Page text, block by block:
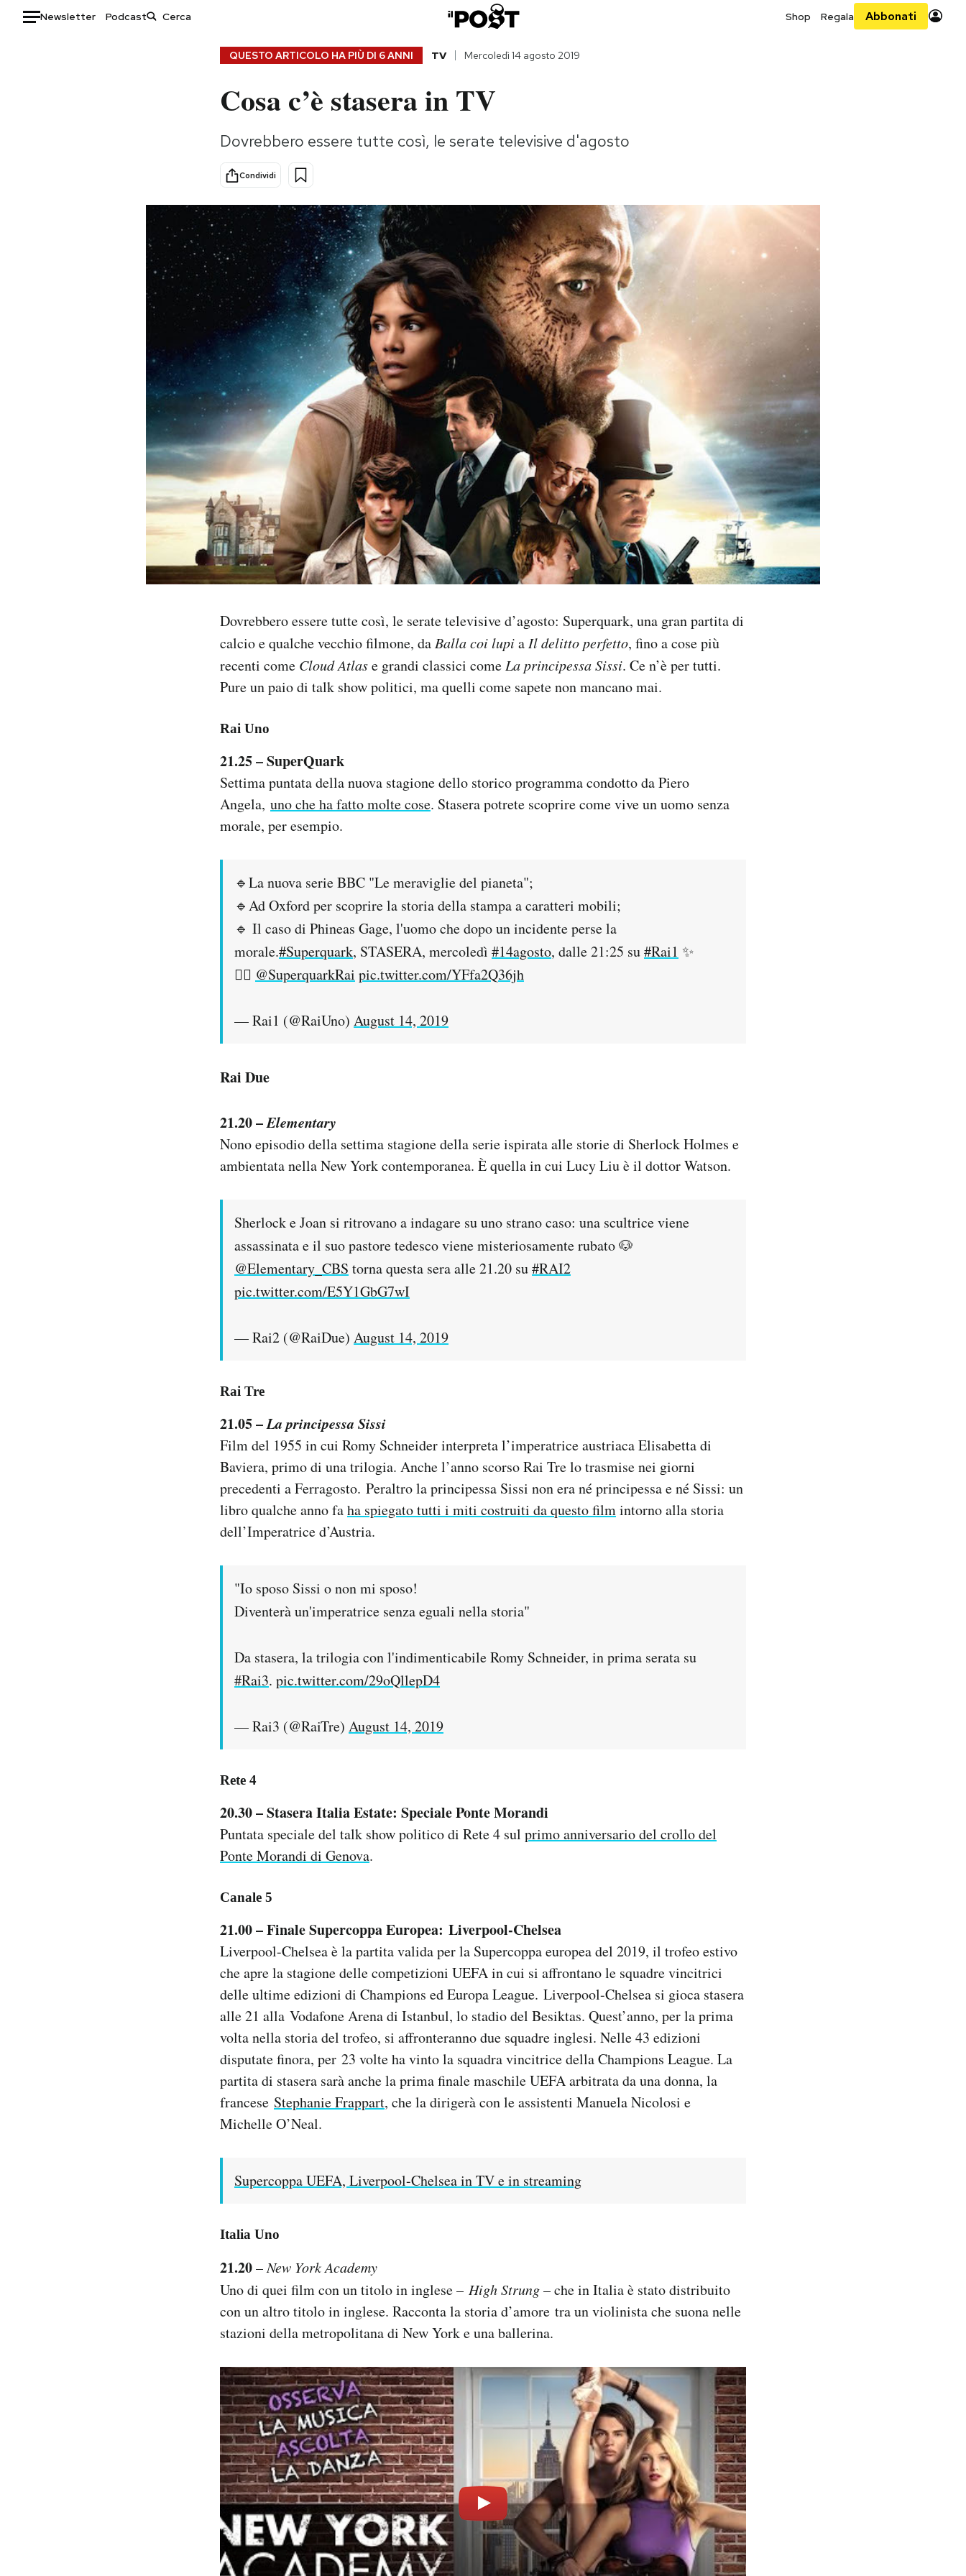
Newsletter Podcast Shop Regala Abbonati
Consumismi
Storie/Idee
Ok Boomer!
Media
Europa
Altrecose
Mondiali calcio 2026
AREA PERSONALE
QUESTO ARTICOLO HA PIÙ DI 6 ANNI TV Mercoledì 14 agosto 2019
Cosa c’è stasera in TV
Dovrebbero essere tutte così, le serate televisive d'agosto
Condividi
Dovrebbero essere tutte così, le serate televisive d’agosto: Superquark, una gran partita di
calcio e qualche vecchio filmone, da Balla coi lupia Il delitto perfetto, fino a cose più
recenti come Cloud Atlase grandi classici come La principessa Sissi. Ce n’è per tutti.
Pure un paio di talk show politici, ma quelli come sapete non mancano mai.
Rai Uno
21.25 – SuperQuark
Settima puntata della nuova stagione dello storico programma condotto da Piero
Angela, uno che ha fatto molte cose. Stasera potrete scoprire come vive un uomo senza
morale, per esempio.
🔹La nuova serie BBC "Le meraviglie del pianeta";
🔹Ad Oxford per scoprire la storia della stampa a caratteri mobili;
🔹 Il caso di Phineas Gage, l'uomo che dopo un incidente perse la
morale.#Superquark, STASERA, mercoledì #14agosto, dalle 21:25 su#Rai1 ✨
👉🏼 @SuperquarkRai pic.twitter.com/YFfa2Q36jh
— Rai1 (@RaiUno) August 14, 2019
Rai Due
21.20 –Elementary
Nono episodio della settima stagione della serie ispirata alle storie di Sherlock Holmes e
ambientata nella New York contemporanea. È quella in cui Lucy Liu è il dottor Watson.
Sherlock e Joan si ritrovano a indagare su uno strano caso: una scultrice viene
assassinata e il suo pastore tedesco viene misteriosamente rubato 🐶
@Elementary_CBS torna questa sera alle 21.20 su#RAI2
pic.twitter.com/E5Y1GbG7wI
— Rai2 (@RaiDue) August 14, 2019
Rai Tre
21.05 –La principessa Sissi
Film del 1955 in cui Romy Schneider interpreta l’imperatrice austriaca Elisabetta di
Baviera, primo di una trilogia. Anche l’anno scorso Rai Tre lo trasmise nei giorni
precedenti a Ferragosto. Peraltro la principessa Sissi non era né principessa e né Sissi: un
libro qualche anno faha spiegato tutti i miti costruiti da questo filmintorno alla storia
dell’Imperatrice d’Austria.
"Io sposo Sissi o non mi sposo!
Diventerà un'imperatrice senza eguali nella storia"
Da stasera, la trilogia con l'indimenticabile Romy Schneider, in prima serata su
#Rai3. pic.twitter.com/29oQllepD4
— Rai3 (@RaiTre) August 14, 2019
Rete 4
20.30 – Stasera Italia Estate: Speciale Ponte Morandi
Puntata speciale del talk show politico di Rete 4 sul primo anniversario del crollo del
Ponte Morandi di Genova.
Canale 5
21.00 – Finale Supercoppa Europea: Liverpool-Chelsea
Liverpool-Chelsea è la partita valida per la Supercoppa europea del 2019, il trofeo estivo
che apre la stagione delle competizioni UEFA in cui si affrontano le squadre vincitrici
delle ultime edizioni di Champions ed Europa League. Liverpool-Chelsea si gioca stasera
alle 21 alla Vodafone Arena di Istanbul, lo stadio del Besiktas. Quest’anno, per la prima
volta nella storia del trofeo, si affronteranno due squadre inglesi. Nelle 43 edizioni
disputate finora, per 23 volte ha vinto la squadra vincitrice della Champions League. La
partita di stasera sarà anche la prima finale maschile UEFA arbitrata da una donna, la
francese Stephanie Frappart, che la dirigerà con le assistenti Manuela Nicolosi e
Michelle O’Neal.
Supercoppa UEFA, Liverpool-Chelsea in TV e in streaming
Italia Uno
21.20–New York Academy
Uno di quei film con un titolo in inglese – High Strung– che in Italia è stato distribuito
con un altro titolo in inglese. Racconta la storia d’amore tra un violinista che suona nelle
stazioni della metropolitana di New York e una ballerina.